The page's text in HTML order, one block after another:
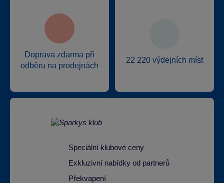
Doprava zdarma při
odběru na prodejnách
22 220 výdejních míst
Speciální klubové ceny
Exkluzivní nabídky od partnerů
Překvapení